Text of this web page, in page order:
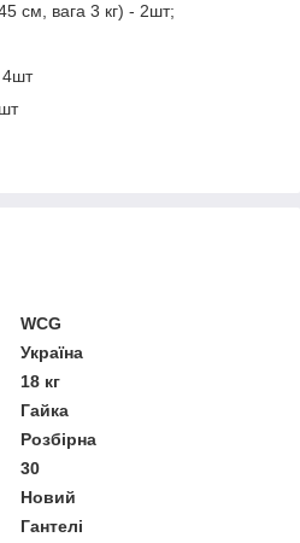
см, вага 3 кг) - 2шт;
4шт
WCG
Україна
18 кг
Гайка
Розбірна
30
Новий
Гантелі